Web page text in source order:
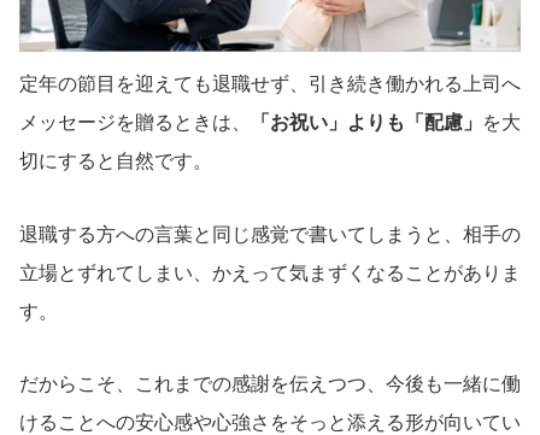
定年の節目を迎えても退職せず、引き続き働かれる上司へ
メッセージを贈るときは、
「お祝い」よりも「配慮」
を大
切にすると自然です。
退職する方への言葉と同じ感覚で書いてしまうと、相手の
立場とずれてしまい、かえって気まずくなることがありま
す。
だからこそ、これまでの感謝を伝えつつ、今後も一緒に働
けることへの安心感や心強さをそっと添える形が向いてい